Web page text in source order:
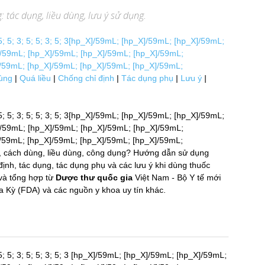
dụng, liều dùng, lưu ý sử dụng.
5; 3; 5; 5; 3; 5; 3[hp_X]/59mL; [hp_X]/59mL; [hp_X]/59mL;
[hp_X]/59mL; [hp_X]/59mL; [hp_X]/59mL;
[hp_X]/59mL; [hp_X]/59mL; [hp_X]/59mL;
| Quá liều | Chống chỉ định | Tác dụng phụ | Lưu ý |
5; 3; 5; 5; 3; 5; 3[hp_X]/59mL; [hp_X]/59mL; [hp_X]/59mL;
[hp_X]/59mL; [hp_X]/59mL; [hp_X]/59mL;
[hp_X]/59mL; [hp_X]/59mL; [hp_X]/59mL;
dùng, liều dùng, công dụng? Hướng dẫn sử dụng
tác dụng, tác dụng phụ và các lưu ý khi dùng thuốc
tổng hợp từ Dược thư quốc gia Việt Nam - Bộ Y tế mới
(FDA) và các nguồn y khoa uy tín khác.
5; 3; 5; 5; 3; 5; 3 [hp_X]/59mL; [hp_X]/59mL; [hp_X]/59mL;